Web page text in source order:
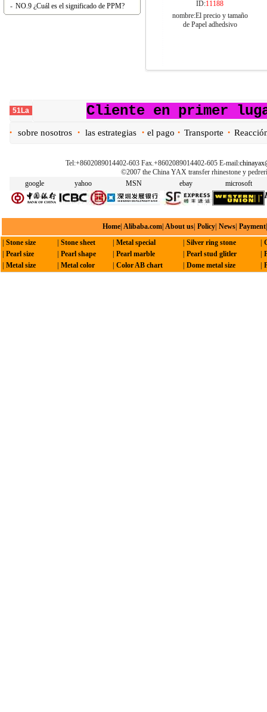
- NO.9 ¿Cuál es el significado de PPM? ID:11188
nombre:El precio y tamaño
de Papel adhedsivo
51La Cliente en primer
• sobre nosotros • las estrategias • el pago • Transporte •
Tel:+8602089014402-603 Fax.+8602089014402-605 E-mail:
©2007 the China YAX transfer rhinestone y
google
yahoo MSN ebay microsoft
Home Alibaba.com About us Policy News Payment
Stone size Stone sheet Metal special Silver ring stone
Pearl size Pearl shape Pearl marble Pearl stud glitler
Metal size Metal color Color AB chart Dome metal size